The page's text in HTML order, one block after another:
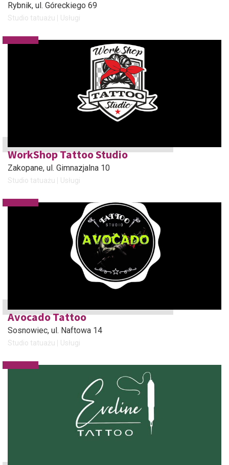
Rybnik, ul. Góreckiego 69
Studio tatuażu Usługi
WorkShop Tattoo Studio
Zakopane, ul. Gimnazjalna 10
Studio tatuażu Usługi
Avocado Tattoo
Sosnowiec, ul. Naftowa 14
Studio tatuażu Usługi